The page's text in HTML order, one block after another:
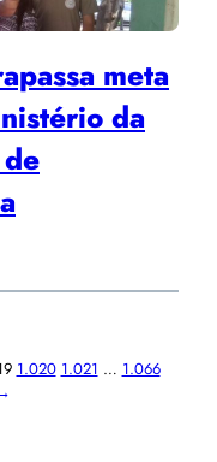
meta
da
1.020 1.021 … 1.066